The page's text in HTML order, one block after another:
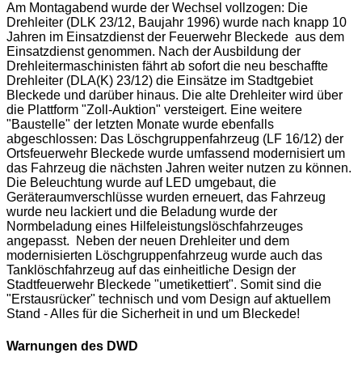
Am Montagabend wurde der Wechsel vollzogen: Die
Drehleiter (DLK 23/12, Baujahr 1996) wurde nach knapp 10
Jahren im Einsatzdienst der Feuerwehr Bleckede aus dem
Einsatzdienst genommen. Nach der Ausbildung der
Drehleitermaschinisten fährt ab sofort die neu beschaffte
Drehleiter (DLA(K) 23/12) die Einsätze im Stadtgebiet
Bleckede und darüber hinaus. Die alte Drehleiter wird über
die Plattform "Zoll-Auktion" versteigert. Eine weitere
"Baustelle" der letzten Monate wurde ebenfalls
abgeschlossen: Das Löschgruppenfahrzeug (LF 16/12) der
Ortsfeuerwehr Bleckede wurde umfassend modernisiert um
das Fahrzeug die nächsten Jahren weiter nutzen zu können.
Die Beleuchtung wurde auf LED umgebaut, die
Geräteraumverschlüsse wurden erneuert, das Fahrzeug
wurde neu lackiert und die Beladung wurde der
Normbeladung eines Hilfeleistungslöschfahrzeuges
angepasst. Neben der neuen Drehleiter und dem
modernisierten Löschgruppenfahrzeug wurde auch das
Tanklöschfahrzeug auf das einheitliche Design der
Stadtfeuerwehr Bleckede "umetikettiert". Somit sind die
"Erstausrücker" technisch und vom Design auf aktuellem
Stand - Alles für die Sicherheit in und um Bleckede!
Warnungen des DWD